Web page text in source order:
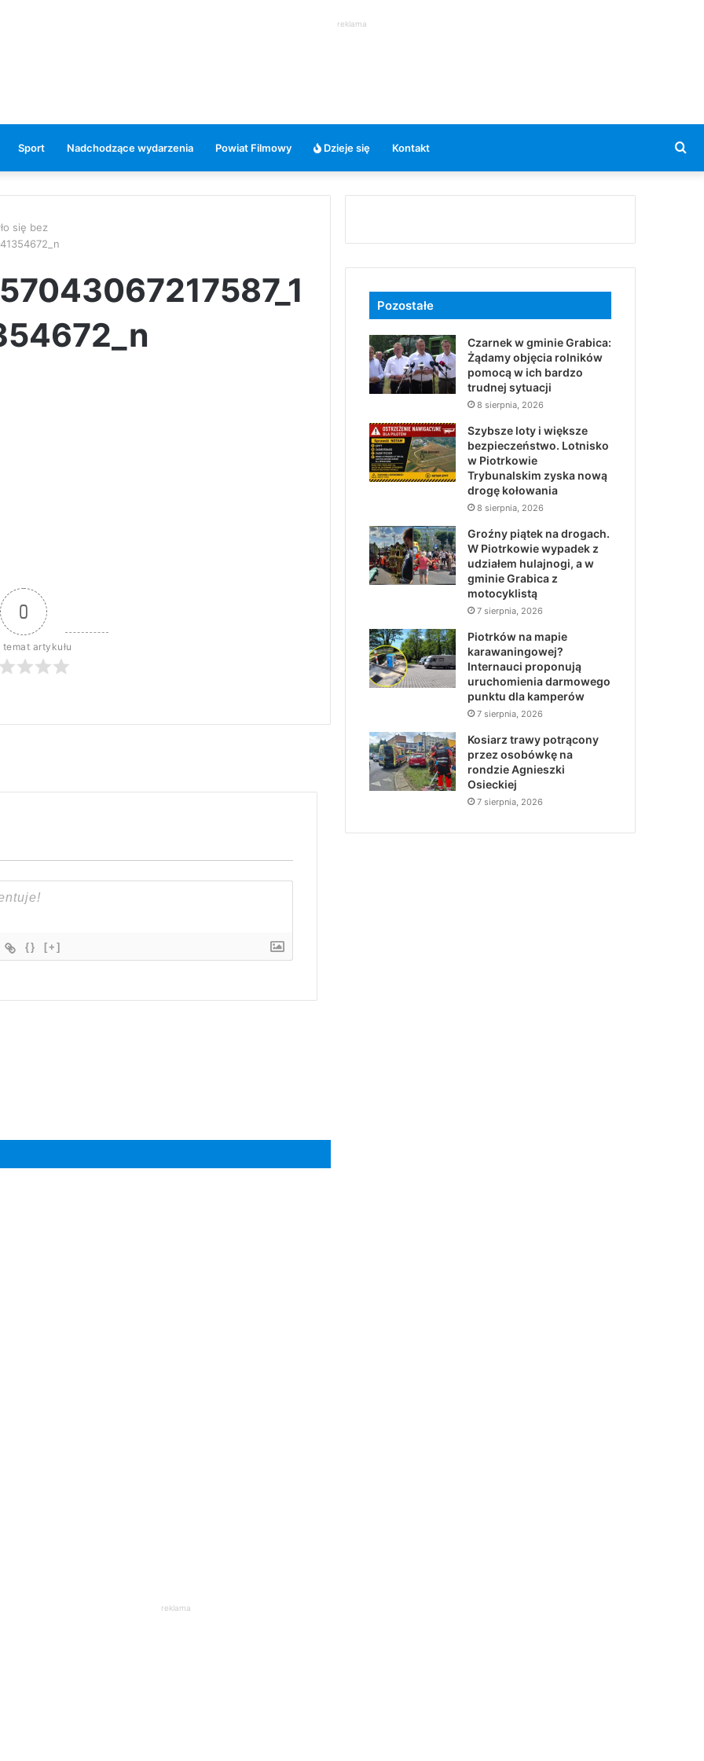
reklama
Sport Nadchodzące wydarzenia Powiat Filmowy Dzieje się Kontakt
się bez
0
temat artykułu
{} [+]
Pozostałe
Czarnek w gminie Grabica:
Żądamy objęcia rolników
pomocą w ich bardzo
trudnej sytuacji
8 sierpnia, 2026
Szybsze loty i większe
bezpieczeństwo. Lotnisko
w Piotrkowie
Trybunalskim zyska nową
drogę kołowania
8 sierpnia, 2026
Groźny piątek na drogach.
W Piotrkowie wypadek z
udziałem hulajnogi, a w
gminie Grabica z
motocyklistą
7 sierpnia, 2026
Piotrków na mapie
karawaningowej?
Internauci proponują
uruchomienia darmowego
punktu dla kamperów
7 sierpnia, 2026
Kosiarz trawy potrącony
przez osobówkę na
rondzie Agnieszki
Osieckiej
7 sierpnia, 2026
reklama